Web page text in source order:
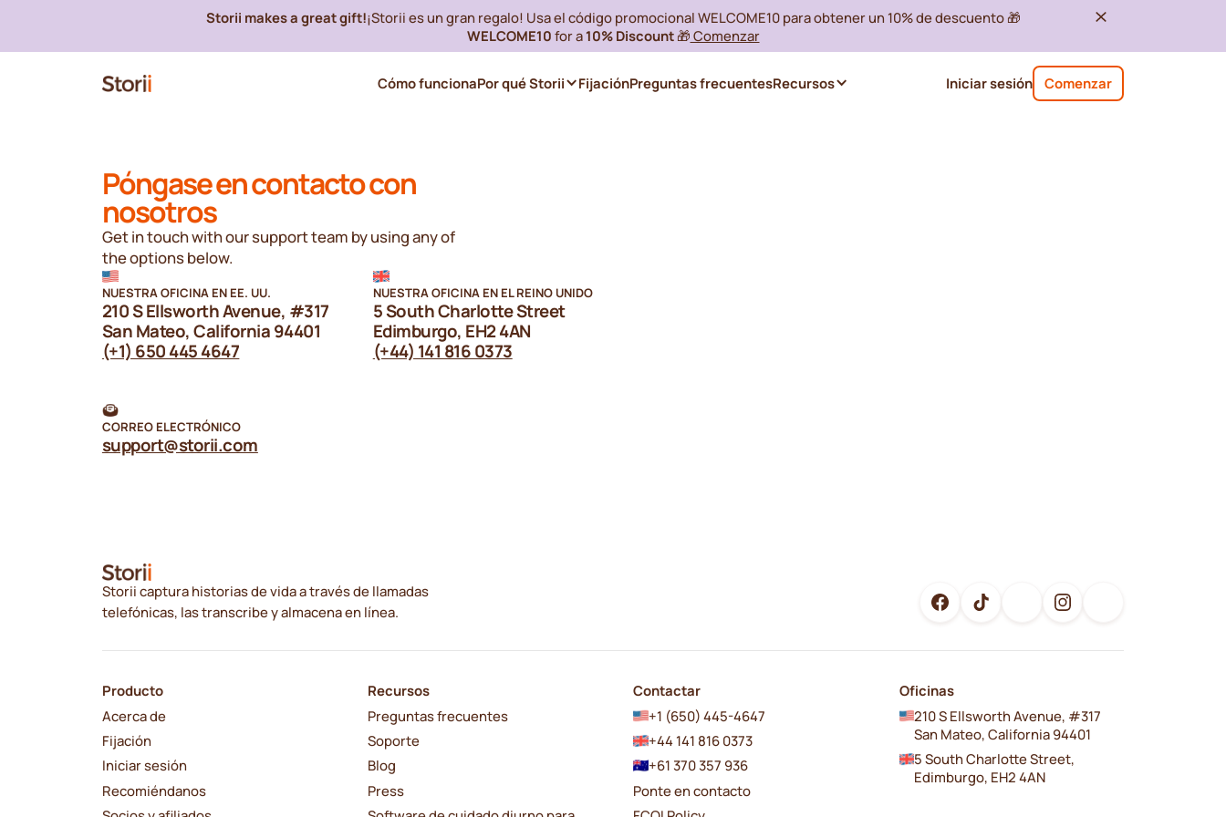
Storii makes a great gift!¡Storii es un gran regalo! Usa el código promocional WELCOME10 para obtener un 10% de descuento 🎁
WELCOME10 for a10% Discount🎁 Comenzar
Iniciar sesión Comenzar
Cómo funcionaPor qué Storii FijaciónPreguntas frecuentesRecursos
Póngase en contacto con
nosotros
Get in touch with our support team by using any of
the options below.
NUESTRA OFICINA EN EE. UU.
210 S Ellsworth Avenue, #317
San Mateo, California 94401
(+1) 650 445 4647
NUESTRA OFICINA EN EL REINO UNIDO
5 South Charlotte Street
Edimburgo, EH2 4AN
(+44) 141 816 0373
CORREO ELECTRÓNICO
support@storii.com
Storii captura historias de vida a través de llamadas
telefónicas, las transcribe y almacena en línea.
Producto
Acerca de
Fijación
Iniciar sesión
Recomiéndanos
Recursos
Preguntas frecuentes
Soporte
Blog
Press
Contactar
+1 (650) 445-4647
+44 141 816 0373
+61 370 357 936
Ponte en contacto
Oficinas
210 S Ellsworth Avenue, #317
San Mateo, California 94401
5 South Charlotte Street,
Edimburgo, EH2 4AN